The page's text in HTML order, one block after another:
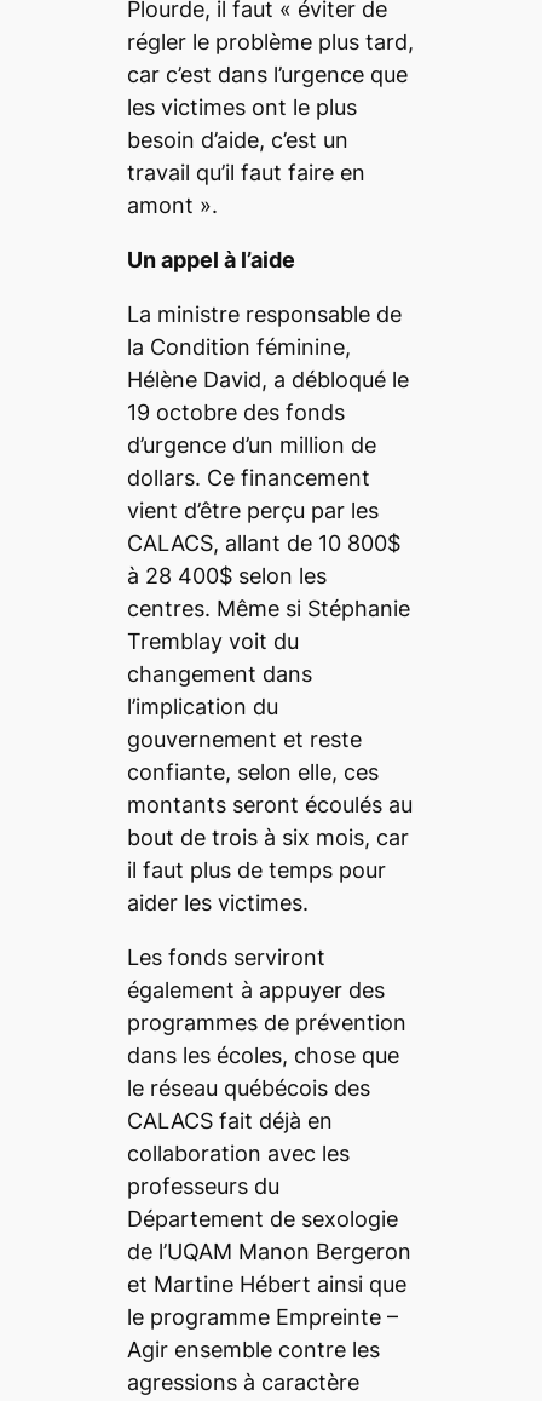
Plourde, il faut « éviter de
régler le problème plus tard,
car c’est dans l’urgence que
les victimes ont le plus
besoin d’aide, c’est un
travail qu’il faut faire en
amont ».
Un appel à l’aide
La ministre responsable de
la Condition féminine,
Hélène David, a débloqué le
19 octobre des fonds
d’urgence d’un million de
dollars. Ce financement
vient d’être perçu par les
CALACS, allant de 10 800$
à 28 400$ selon les
centres. Même si Stéphanie
Tremblay voit du
changement dans
l’implication du
gouvernement et reste
confiante, selon elle, ces
montants seront écoulés au
bout de trois à six mois, car
il faut plus de temps pour
aider les victimes.
Les fonds serviront
également à appuyer des
programmes de prévention
dans les écoles, chose que
le réseau québécois des
CALACS fait déjà en
collaboration avec les
professeurs du
Département de sexologie
de l’UQAM Manon Bergeron
et Martine Hébert ainsi que
le programme Empreinte –
Agir ensemble contre les
agressions à caractère